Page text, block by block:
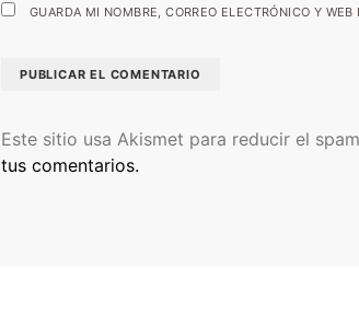
GUARDA MI NOMBRE, CORREO ELECTRÓNICO Y
Este sitio usa Akismet para reducir el
tus comentarios.